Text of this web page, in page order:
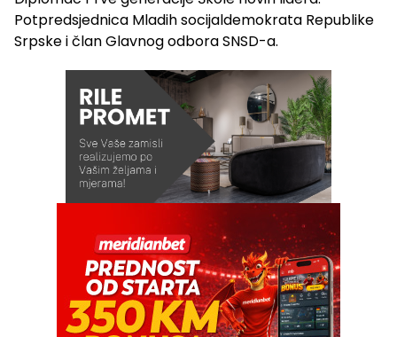
Potpredsjednica Mladih socijaldemokrata Republike
Srpske i član Glavnog odbora SNSD-a.